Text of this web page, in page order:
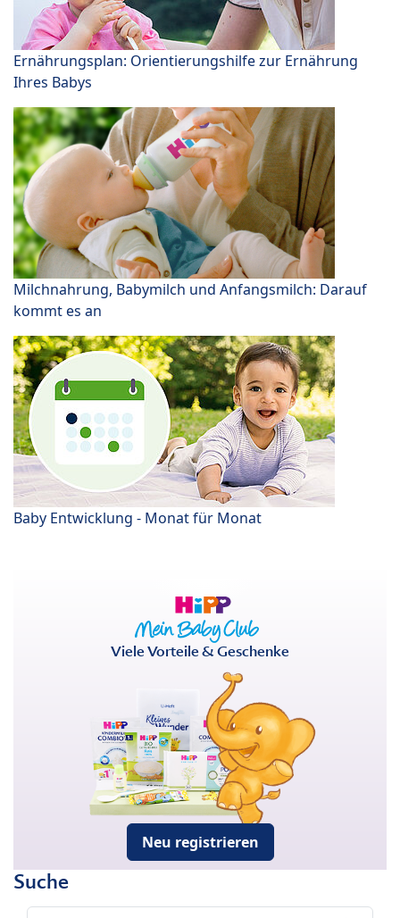
Ernährungsplan: Orientierungshilfe zur Ernährung
Ihres Babys
Milchnahrung, Babymilch und Anfangsmilch: Darauf
kommt es an
Baby Entwicklung - Monat für Monat
Viele Vorteile & Geschenke
Neu registrieren
Suche